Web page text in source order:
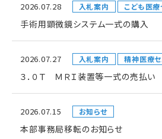
2026.07.28 入札案内 こども医療
手術用顕微鏡システム一式の購入
2026.07.27 入札案内 精神医療
３．０Ｔ ＭＲＩ装置等一式の売払い
2026.07.15 お知らせ
本部事務局移転のお知らせ